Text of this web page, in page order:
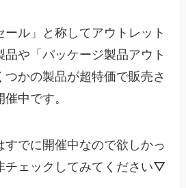
ール」と称してアウトレット
や「パッケージ製品アウト
つかの製品が超特価で販売さ
中です。
すでに開催中なので欲しかっ
チェックしてみてください▽